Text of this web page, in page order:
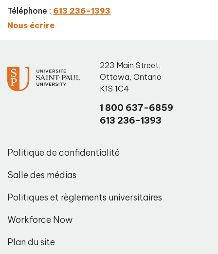
Téléphone : 613 236-1393
Nous écrire
223 Main Street,
Ottawa, Ontario
K1S 1C4
1 800 637-6859
613 236-1393
Politique de confidentialité
Salle des médias
Politiques et règlements universitaires
Workforce Now
Plan du site